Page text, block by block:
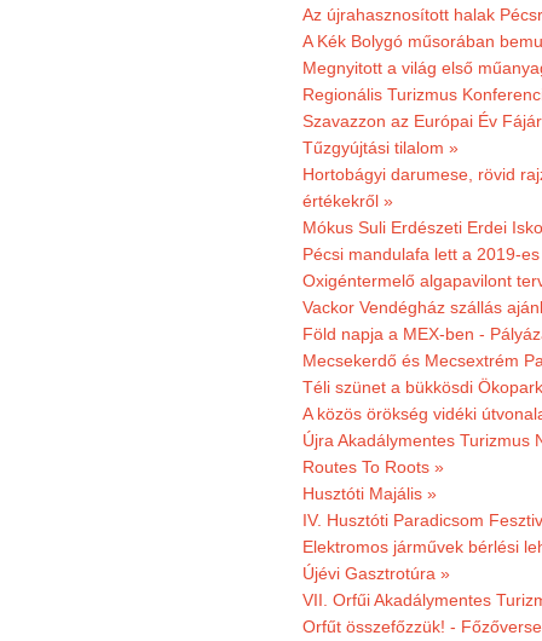
Az újrahasznosított halak
A Kék Bolygó műsorában
Megnyitott a világ első
Regionális Turizmus
Szavazzon az Európai Év
Tűzgyújtási tilalom »
Hortobágyi darumese, rövid
értékekről »
Mókus Suli Erdészeti Erdei
Pécsi mandulafa lett a 2019-
Oxigéntermelő algapavilont
Vackor Vendégház szállás
Föld napja a MEX-ben -
Mecsekerdő és Mecsextrém
Téli szünet a bükkösdi
A közös örökség vidéki
Újra Akadálymentes Turizmus
Routes To Roots »
Husztóti Majális »
IV. Husztóti Paradicsom
Elektromos járművek bérlési
Újévi Gasztrotúra »
VII. Orfűi Akadálymentes
Orfűt összefőzzük! -